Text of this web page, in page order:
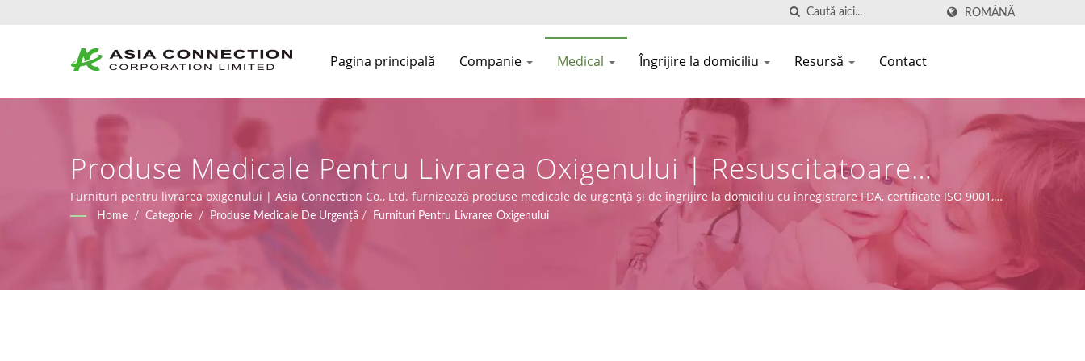
ROMÂNĂ
Pagina principală Companie Medical Îngrijire la domiciliu Resursă Contact
Produse Medicale Pentru Livrarea Oxigenului | Resuscitatoare
Manuale BVM Proiectate Ergonomic | Asia Connection
Furnituri pentru livrarea oxigenului | Asia Connection Co., Ltd. furnizează produse medicale de urgență și de îngrijire la domiciliu cu înregistrare FDA, certificate ISO 9001,
ISO 13485 și CE conform MDR (Regulamentul (UE) 2017/745), împreună cu capacități de design, OEM și producție.
Home / Categorie / Produse Medicale De Urgență / Furnituri Pentru Livrarea Oxigenului